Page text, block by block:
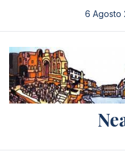
contenuto
6 Agosto